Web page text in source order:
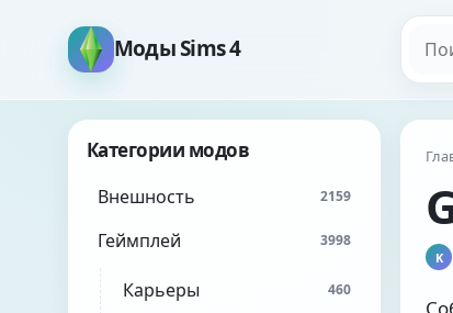
Моды Sims 4
Категории модов
Внешность 2159
Геймплей 3998
Карьеры 460
K